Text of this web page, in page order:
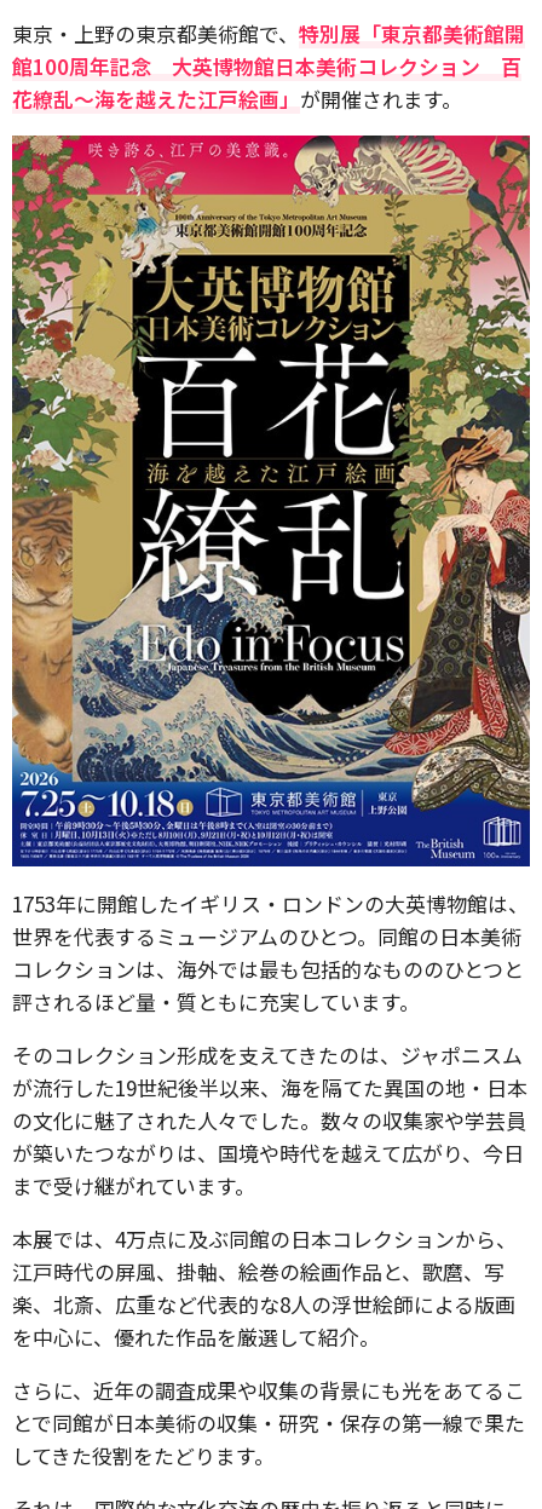
東京・上野の東京都美術館で、 特別展「東京都美術館開
館100周年記念 大英博物館日本美術コレクション 百
花繚乱～海を越えた江戸絵画」 が開催されます。
1753年に開館したイギリス・ロンドンの大英博物館は、
世界を代表するミュージアムのひとつ。同館の日本美術
コレクションは、海外では最も包括的なもののひとつと
評されるほど量・質ともに充実しています。
そのコレクション形成を支えてきたのは、ジャポニスム
が流行した19世紀後半以来、海を隔てた異国の地・日本
の文化に魅了された人々でした。数々の収集家や学芸員
が築いたつながりは、国境や時代を越えて広がり、今日
まで受け継がれています。
本展では、4万点に及ぶ同館の日本コレクションから、
江戸時代の屏風、掛軸、絵巻の絵画作品と、歌麿、写
楽、北斎、広重など代表的な8人の浮世絵師による版画
を中心に、優れた作品を厳選して紹介。
さらに、近年の調査成果や収集の背景にも光をあてるこ
とで同館が日本美術の収集・研究・保存の第一線で果た
してきた役割をたどります。